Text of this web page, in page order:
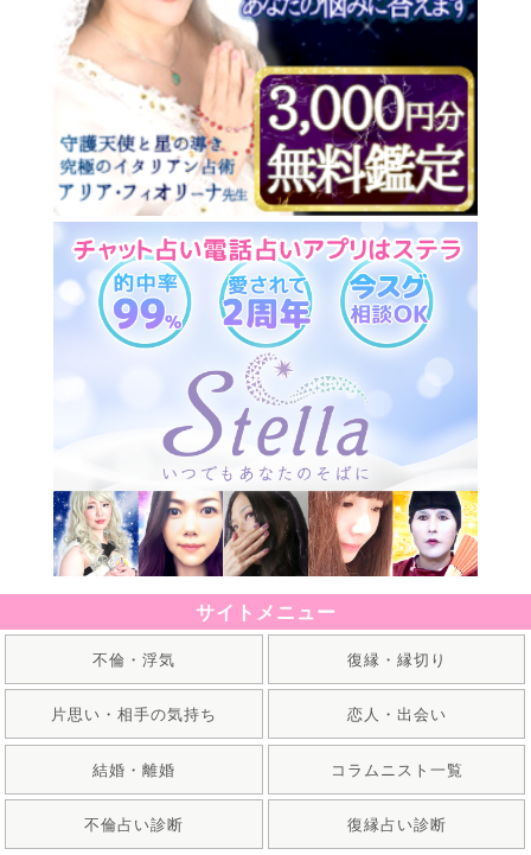
サイトメニュー
不倫・浮気 復縁・縁切り
片思い・相手の気持ち 恋人・出会い
結婚・離婚 コラムニスト一覧
不倫占い診断 復縁占い診断